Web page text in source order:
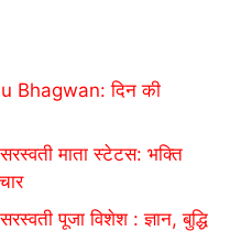
Bhagwan: दिन की
माता स्टेटस: भक्ति
पूजा विशेश : ज्ञान, बुद्धि